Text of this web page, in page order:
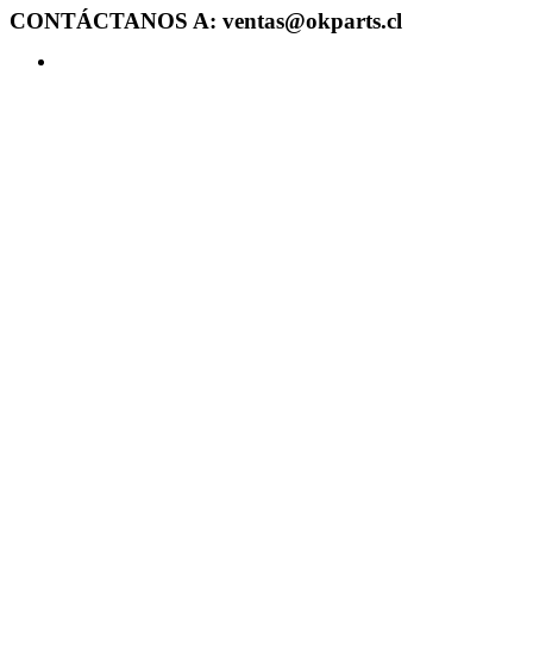
CONTÁCTANOS A: ventas@okparts.cl